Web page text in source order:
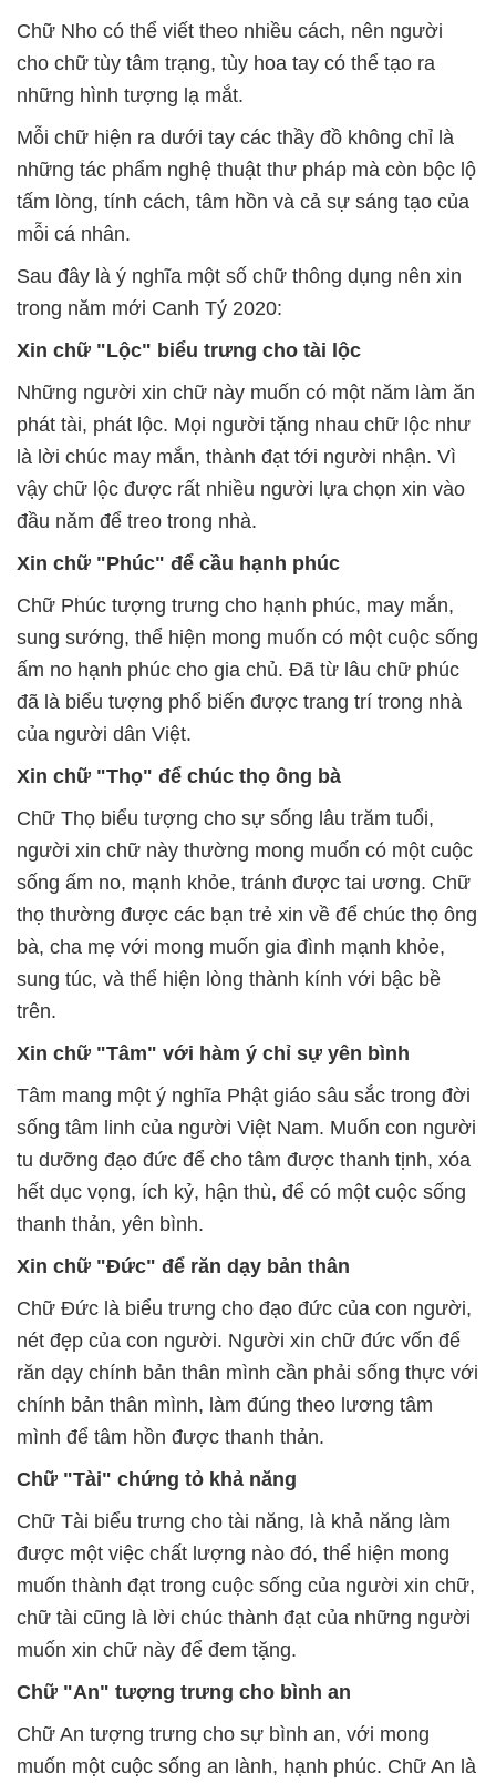
Chữ Nho có thể viết theo nhiều cách, nên người
cho chữ tùy tâm trạng, tùy hoa tay có thể tạo ra
những hình tượng lạ mắt.
Mỗi chữ hiện ra dưới tay các thầy đồ không chỉ là
những tác phẩm nghệ thuật thư pháp mà còn bộc lộ
tấm lòng, tính cách, tâm hồn và cả sự sáng tạo của
mỗi cá nhân.
Sau đây là ý nghĩa một số chữ thông dụng nên xin
trong năm mới Canh Tý 2020:
Xin chữ "Lộc" biểu trưng cho tài lộc
Những người xin chữ này muốn có một năm làm ăn
phát tài, phát lộc. Mọi người tặng nhau chữ lộc như
là lời chúc may mắn, thành đạt tới người nhận. Vì
vậy chữ lộc được rất nhiều người lựa chọn xin vào
đầu năm để treo trong nhà.
Xin chữ "Phúc" để cầu hạnh phúc
Chữ Phúc tượng trưng cho hạnh phúc, may mắn,
sung sướng, thể hiện mong muốn có một cuộc sống
ấm no hạnh phúc cho gia chủ. Đã từ lâu chữ phúc
đã là biểu tượng phổ biến được trang trí trong nhà
của người dân Việt.
Xin chữ "Thọ" để chúc thọ ông bà
Chữ Thọ biểu tượng cho sự sống lâu trăm tuổi,
người xin chữ này thường mong muốn có một cuộc
sống ấm no, mạnh khỏe, tránh được tai ương. Chữ
thọ thường được các bạn trẻ xin về để chúc thọ ông
bà, cha mẹ với mong muốn gia đình mạnh khỏe,
sung túc, và thể hiện lòng thành kính với bậc bề
trên.
Xin chữ "Tâm" với hàm ý chỉ sự yên bình
Tâm mang một ý nghĩa Phật giáo sâu sắc trong đời
sống tâm linh của người Việt Nam. Muốn con người
tu dưỡng đạo đức để cho tâm được thanh tịnh, xóa
hết dục vọng, ích kỷ, hận thù, để có một cuộc sống
thanh thản, yên bình.
Xin chữ "Đức" để răn dạy bản thân
Chữ Đức là biểu trưng cho đạo đức của con người,
nét đẹp của con người. Người xin chữ đức vốn để
răn dạy chính bản thân mình cần phải sống thực với
chính bản thân mình, làm đúng theo lương tâm
mình để tâm hồn được thanh thản.
Chữ "Tài" chứng tỏ khả năng
Chữ Tài biểu trưng cho tài năng, là khả năng làm
được một việc chất lượng nào đó, thể hiện mong
muốn thành đạt trong cuộc sống của người xin chữ,
chữ tài cũng là lời chúc thành đạt của những người
muốn xin chữ này để đem tặng.
Chữ "An" tượng trưng cho bình an
Chữ An tượng trưng cho sự bình an, với mong
muốn một cuộc sống an lành, hạnh phúc. Chữ An là